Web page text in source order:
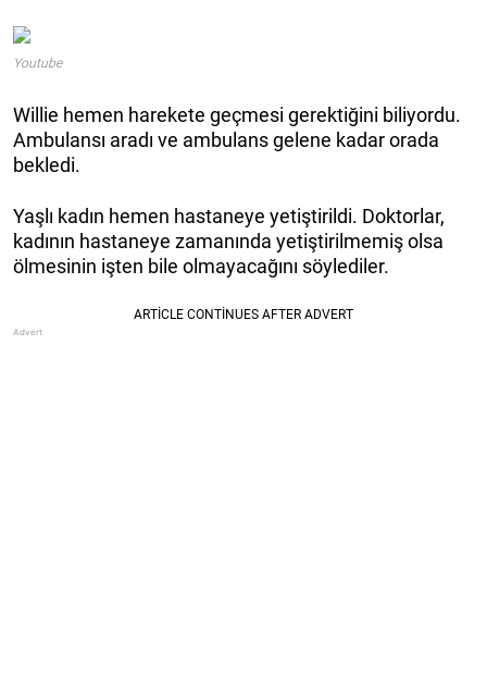
Youtube
Willie hemen harekete geçmesi gerektiğini biliyordu.
Ambulansı aradı ve ambulans gelene kadar orada
bekledi.
Yaşlı kadın hemen hastaneye yetiştirildi. Doktorlar,
kadının hastaneye zamanında yetiştirilmemiş olsa
ölmesinin işten bile olmayacağını söylediler.